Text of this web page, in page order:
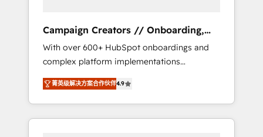
supported over 500 organisations with
HubSpot implementation, optimisation,
training, and adoption assurance. Our tried
and tested Roadmap methodology will
ensure that you receive the best deployment
experience possible. Whether you are new to
HubSpot or seeking to turn around a poor
Campaign Creators // Onboarding,
CRM Migration
With over 600+ HubSpot onboardings and
complex platform implementations
delivered, CC is the go-to Elite Solutions
Partner for businesses ready to migrate,
replatform, and scale smarter. We specialize
in high-impact CRM and CMS migrations and
菁英级解决方案合作伙伴4.9